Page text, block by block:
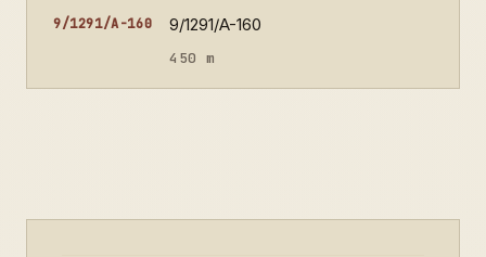
9/1291/A-160 9/1291/A-160
450 m